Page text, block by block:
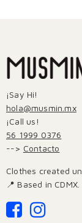
¡Say Hi!
hola@musmin.mx
¡Call us!
56 1999 0376
--> Contacto
Clothes created
📍 Based in CDMX.